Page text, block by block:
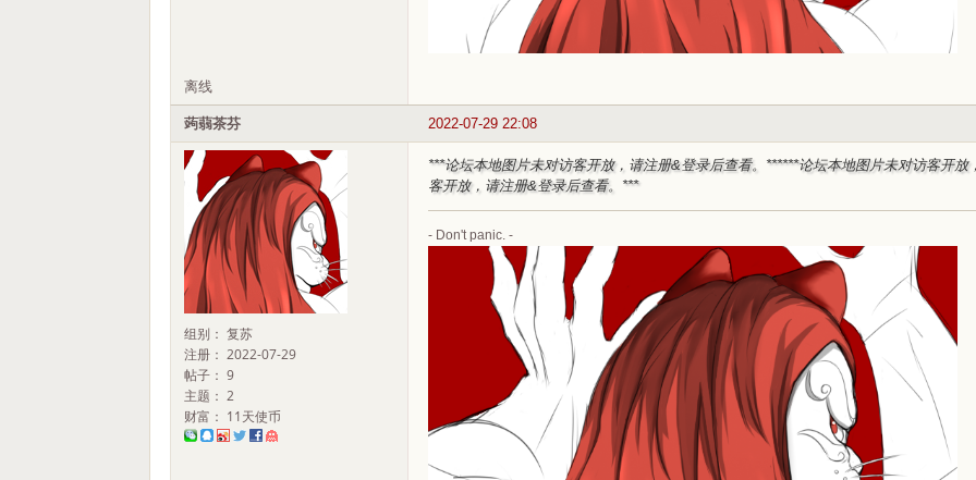
离线
2022-07-29 22:08
蒟蒻茶芬
组别： 复苏
注册： 2022-07-29
帖子： 9
主题： 2
财富： 11天使币
***论坛本地图片未对访客开放，请注册&登录后查看。******论坛本地图片未对访客开放
客开放，请注册&登录后查看。***
- Don't panic. -